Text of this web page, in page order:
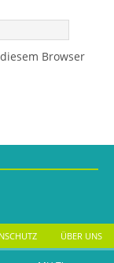
Browser
ÜBER UNS